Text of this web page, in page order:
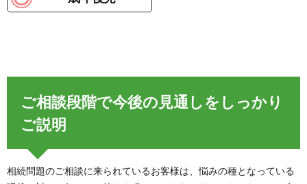
ご相談段階で今後の見通しをしっかり
ご説明
相続問題のご相談に来られているお客様は、悩みの種となっている